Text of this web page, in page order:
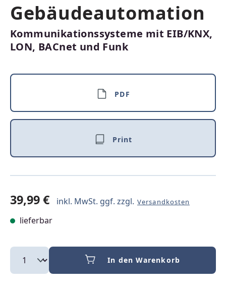
Gebäudeautomation
Kommunikationssysteme mit EIB/KNX,
LON, BACnet und Funk
PDF
Print
39,99 € inkl. MwSt. ggf. zzgl. Versandkosten
lieferbar
In den Warenkorb